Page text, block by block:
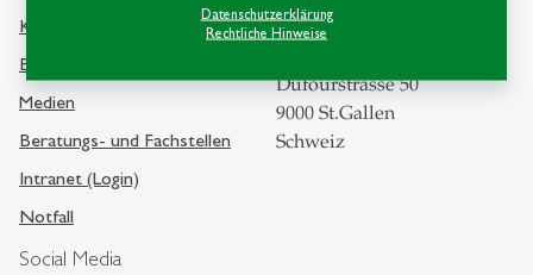
Datenschutzerklärung
Rechtliche Hinweise
Social Media
Kontakt und Lageplan
Bibliothek
Medien
Beratungs- und Fachstellen
Intranet (Login)
Notfall
Dufourstrasse 50
9000 St.Gallen
Schweiz